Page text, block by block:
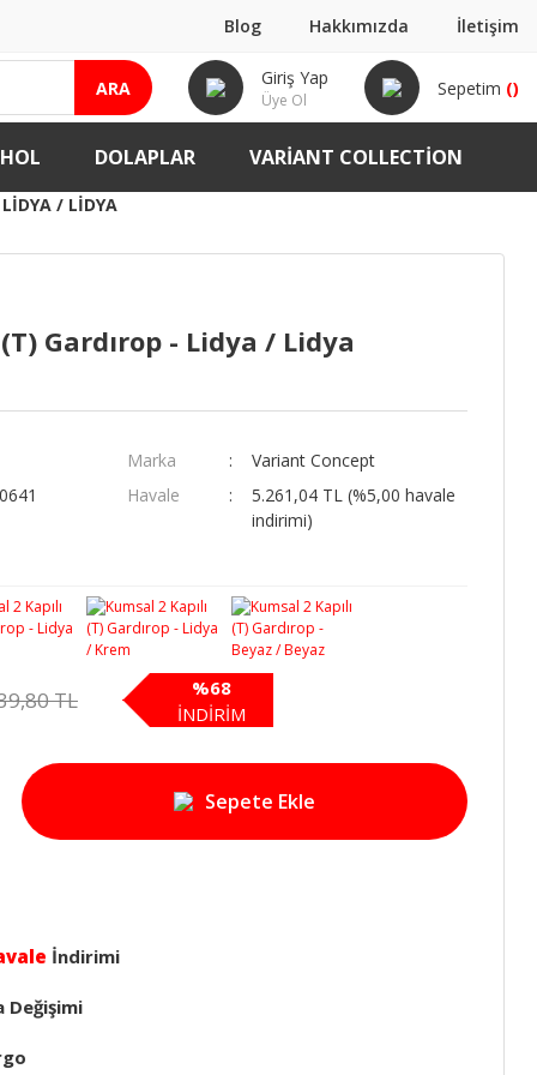
Blog Hakkımızda İletişim
ARA Giriş Yap
Üye Ol
Sepetim ()
DOLAPLAR VARIANT COLLECTION
/ LIDYA
Gardırop - Lidya / Lidya
Marka
Variant Concept
Havale
5.261,04 TL (%5,00 havale
indirimi)
TL
%68
İNDİRİM
Sepete Ekle
İndirimi
Değişimi